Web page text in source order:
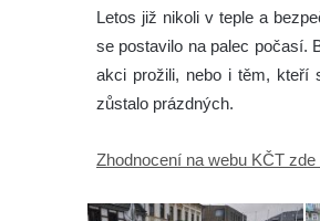
Letos již nikoli v teple a
se postavilo na palec počasí.
akci prožili, nebo i těm, kteří
zůstalo prázdných.
Zhodnocení na webu KČT zde